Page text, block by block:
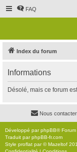
FAQ
Index du forum
Informations
Désolé, mais ce forum
Nous contacter
Développé parphpBB®
Traduit parphpBB-fr.com
Style proflat par ©Mazeltof